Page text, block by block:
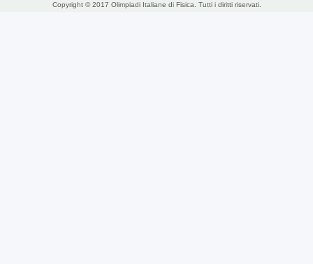
Copyright © 2017 Olimpiadi Italiane di Fisica. Tutti i diritti riservati.